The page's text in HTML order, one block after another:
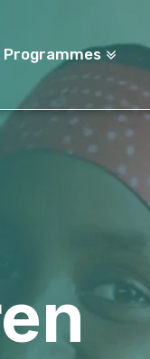
Programmes